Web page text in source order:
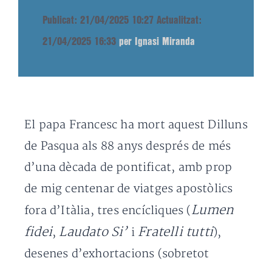
Publicat: 21/04/2025 10:27 Actualitzat:
21/04/2025 16:33 per Ignasi Miranda
El papa Francesc ha mort aquest Dilluns
de Pasqua als 88 anys després de més
d’una dècada de pontificat, amb prop
de mig centenar de viatges apostòlics
fora d’Itàlia, tres encícliques (Lumen
fidei, Laudato Si’i Fratelli tutti),
desenes d’exhortacions (sobretot